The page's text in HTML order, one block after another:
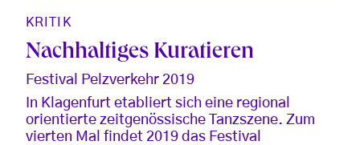
KRITIK
Nachhaltiges Kuratieren
Festival Pelzverkehr 2019
In Klagenfurt etabliert sich eine regional
orientierte zeitgenössische Tanzszene. Zum
vierten Mal findet 2019 das Festival